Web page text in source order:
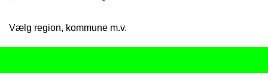
Vælg region, kommune m.v.